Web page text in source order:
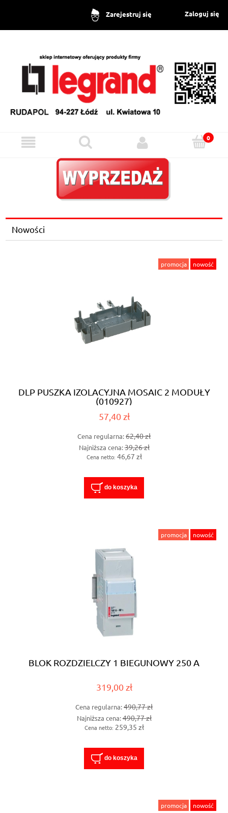
Zarejestruj się Zaloguj się
Nowości
DLP PUSZKA IZOLACYJNA MOSAIC 2 MODUŁY
(010927)
57,40 zł
Cena regularna:62,40 zł
Najniższa cena:39,26 zł
Cena netto: 46,67 zł
do koszyka
promocja nowość
BLOK ROZDZIELCZY 1 BIEGUNOWY 250 A
319,00 zł
Cena regularna:490,77 zł
Najniższa cena:490,77 zł
Cena netto: 259,35 zł
do koszyka
promocja nowość
promocja nowość